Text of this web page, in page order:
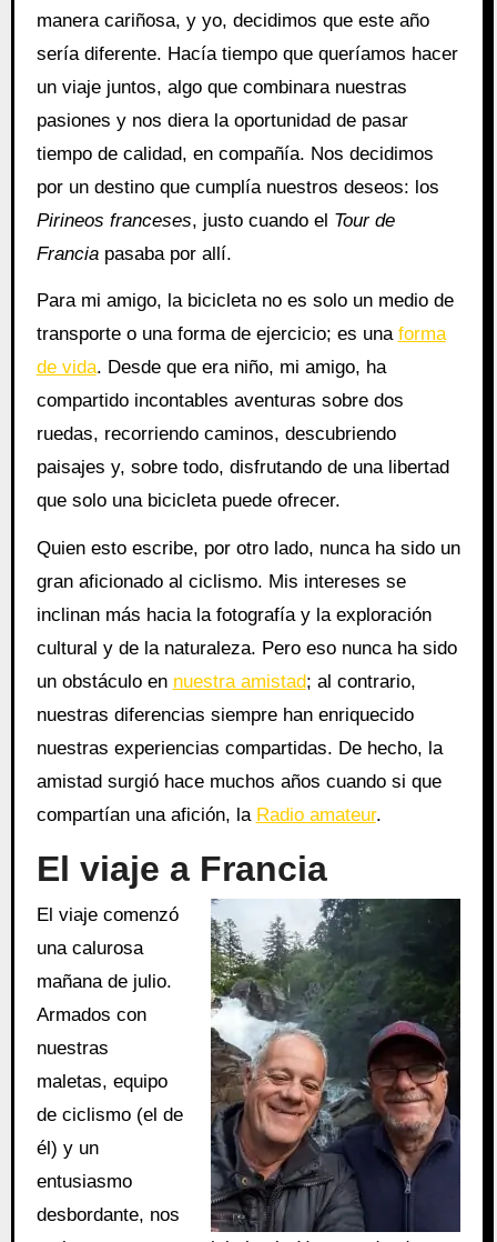
manera cariñosa, y yo, decidimos que este año
sería diferente. Hacía tiempo que queríamos hacer
un viaje juntos, algo que combinara nuestras
pasiones y nos diera la oportunidad de pasar
tiempo de calidad, en compañía. Nos decidimos
por un destino que cumplía nuestros deseos: los
Pirineos franceses, justo cuando el Tour de
Franciapasaba por allí.
Para mi amigo, la bicicleta no es solo un medio de
transporte o una forma de ejercicio; es una forma
de vida. Desde que era niño, mi amigo, ha
compartido incontables aventuras sobre dos
ruedas, recorriendo caminos, descubriendo
paisajes y, sobre todo, disfrutando de una libertad
que solo una bicicleta puede ofrecer.
Quien esto escribe, por otro lado, nunca ha sido un
gran aficionado al ciclismo. Mis intereses se
inclinan más hacia la fotografía y la exploración
cultural y de la naturaleza. Pero eso nunca ha sido
un obstáculo en nuestra amistad; al contrario,
nuestras diferencias siempre han enriquecido
nuestras experiencias compartidas. De hecho, la
amistad surgió hace muchos años cuando si que
compartían una afición, la Radio amateur.
El viaje a Francia
El viaje comenzó
una calurosa
mañana de julio.
Armados con
nuestras
maletas, equipo
de ciclismo (el de
él) y un
entusiasmo
desbordante, nos